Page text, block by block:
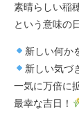
素晴らしい稲
という意味の
新しい何か
新しい気づ
一気に万倍に
最幸な吉日！